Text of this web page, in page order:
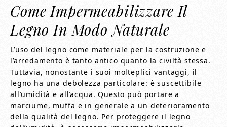
Come Impermeabilizzare Il
Legno In Modo Naturale
L’uso del legno come materiale per la costruzione e
l’arredamento è tanto antico quanto la civiltà stessa.
Tuttavia, nonostante i suoi molteplici vantaggi, il
legno ha una debolezza particolare: è suscettibile
all’umidità e all’acqua. Questo può portare a
marciume, muffa e in generale a un deterioramento
della qualità del legno. Per proteggere il legno